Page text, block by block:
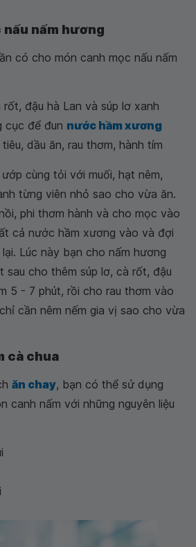
nấu nấm hương
có cho món canh mọc nấu nấm
rốt, đậu hà Lan và súp lơ xanh
cục để đun nước hầm xương
dầu ăn, rau thơm, hành tím
cùng tỏi với muối, hạt nêm,
từng viên nhỏ sao cho vừa ăn.
phi thơm hành và cho mọc vào
cả nước hầm xương vào và đợi
Lúc này bạn cho nấm hương
sau cho thêm súp lơ, cà rốt, đậu
5 - 7 phút, rồi cho rau thơm vào
cần nêm nếm gia vị sao cho vừa
cà chua
ăn chay, bạn có thể sử dụng
canh nấm với những nguyên liệu